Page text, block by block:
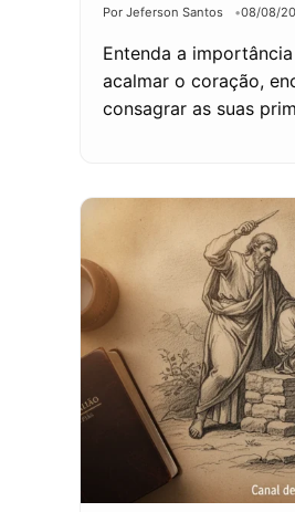
Por Jeferson Santos 08/08/
Entenda a
acalmar o coração,
consagrar as suas